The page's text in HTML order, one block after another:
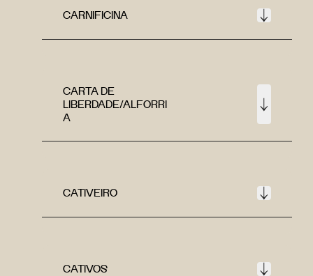
CARNIFICINA
CARTA DE
LIBERDADE/ALFORRI
A
CATIVEIRO
CATIVOS